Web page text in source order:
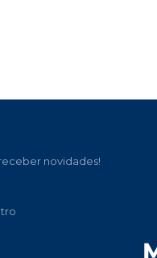
novidades!